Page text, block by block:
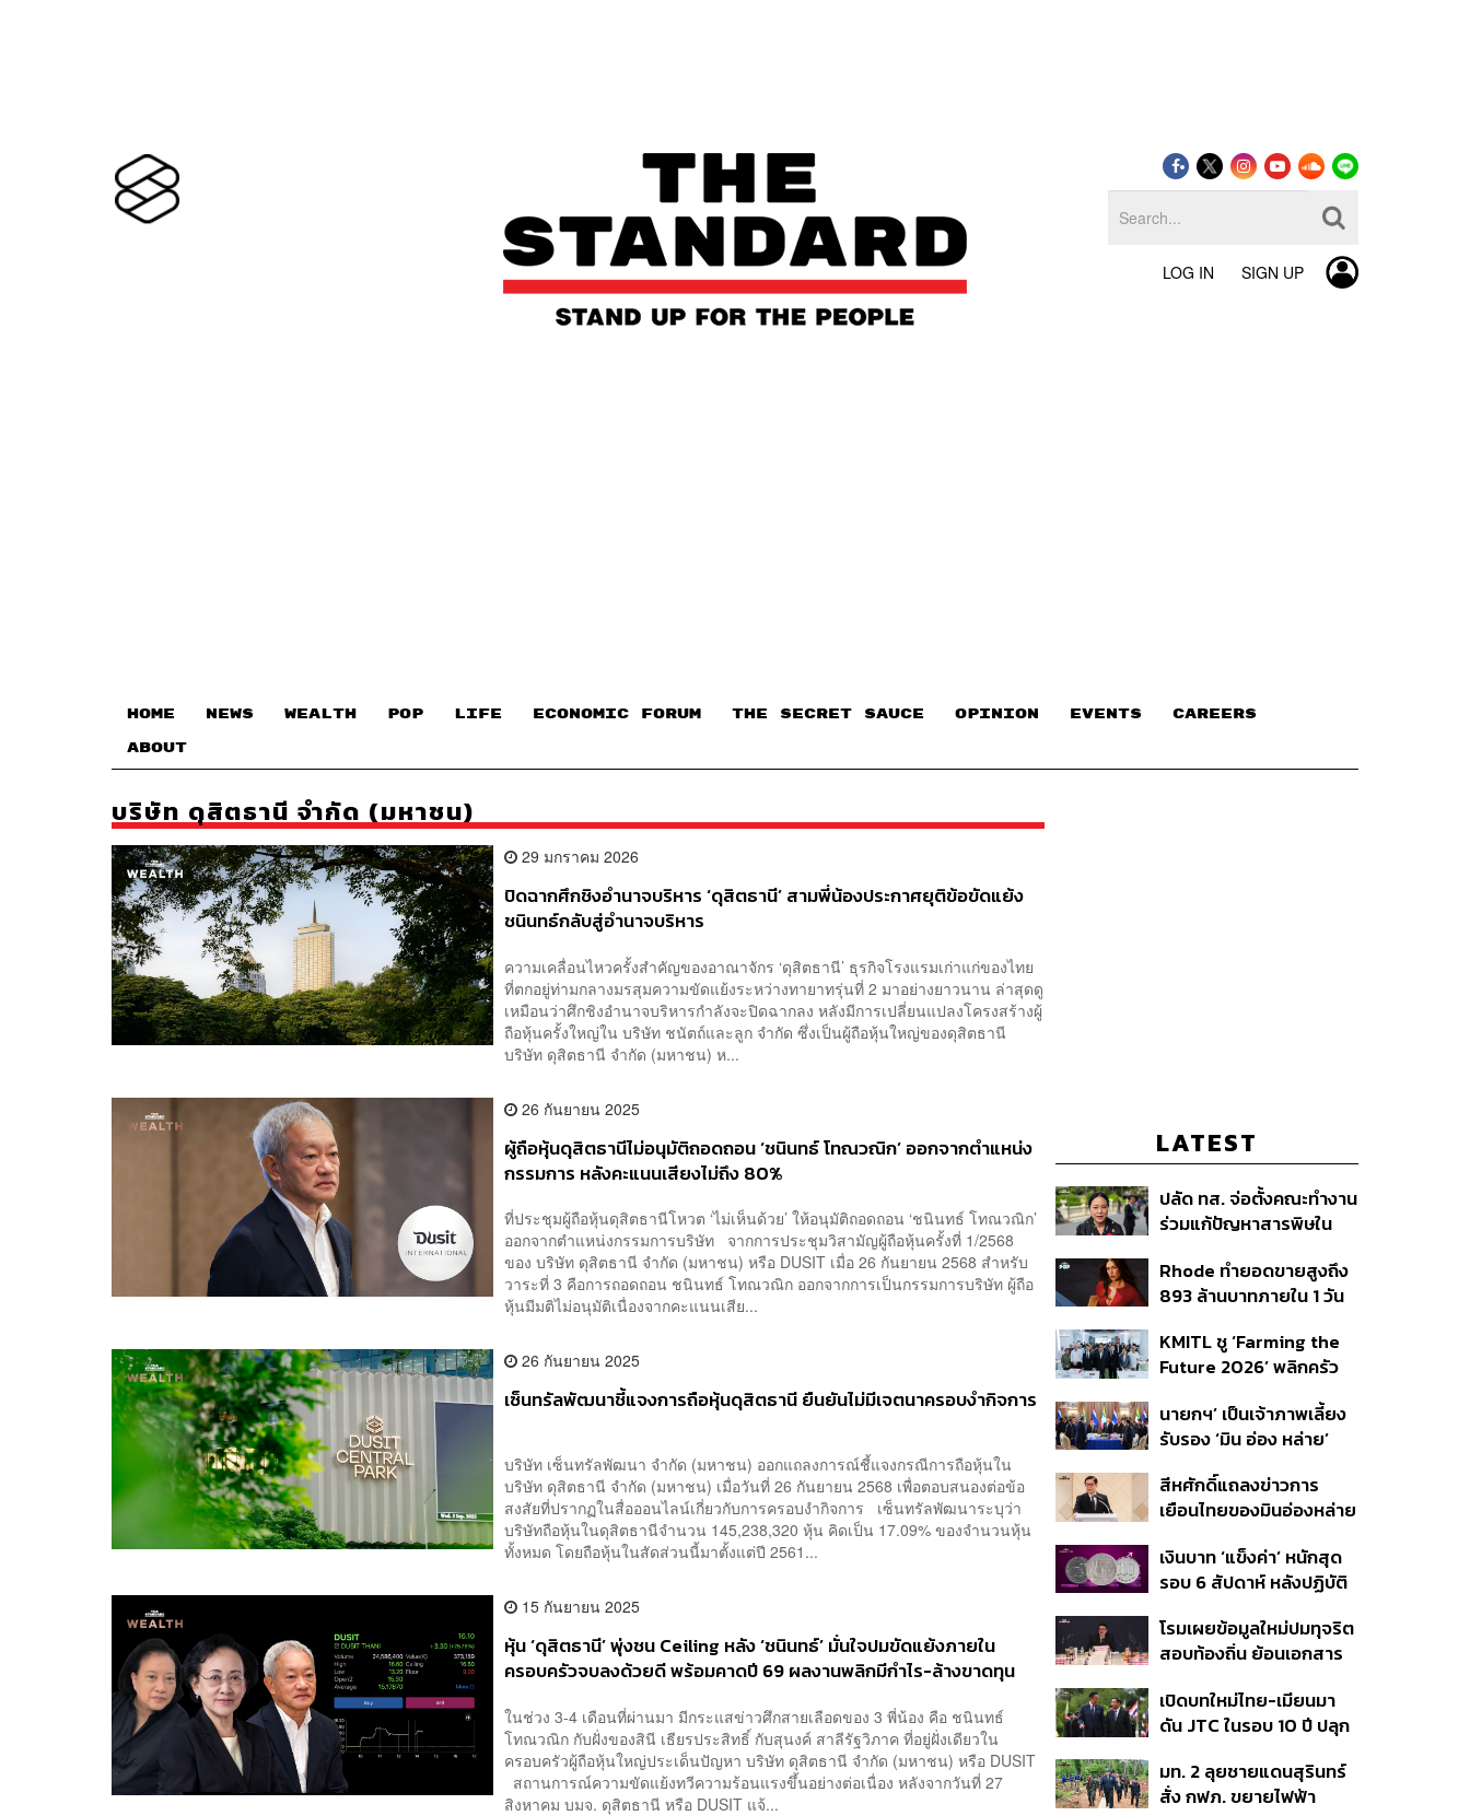
LOG IN SIGN UP
HOME NEWS WEALTH POP LIFE ECONOMIC FORUM THE SECRET SAUCE​ OPINION EVENTS CAREERS
ABOUT
บริษัท ดุสิตธานี จำกัด (มหาชน)
29 มกราคม 2026
ปิดฉากศึกชิงอำนาจบริหาร ‘ดุสิตธานี’ สามพี่น้องประกาศยุติข้อขัดแย้ง
ชนินทธ์กลับสู่อำนาจบริหาร
ความเคลื่อนไหวครั้งสำคัญของอาณาจักร ‘ดุสิตธานี’ ธุรกิจโรงแรมเก่าแก่ของไทย
ที่ตกอยู่ท่ามกลางมรสุมความขัดแย้งระหว่างทายาทรุ่นที่ 2 มาอย่างยาวนาน ล่าสุดดู
เหมือนว่าศึกชิงอำนาจบริหารกำลังจะปิดฉากลง หลังมีการเปลี่ยนแปลงโครงสร้างผู้
ถือหุ้นครั้งใหญ่ใน บริษัท ชนัตถ์และลูก จำกัด ซึ่งเป็นผู้ถือหุ้นใหญ่ของดุสิตธานี
บริษัท ดุสิตธานี จำกัด (มหาชน) ห...
26 กันยายน 2025
ผู้ถือหุ้นดุสิตธานีไม่อนุมัติถอดถอน ‘ชนินทธ์ โทณวณิก’ ออกจากตำแหน่ง
กรรมการ หลังคะแนนเสียงไม่ถึง 80%
ที่ประชุมผู้ถือหุ้นดุสิตธานีโหวต ‘ไม่เห็นด้วย’ ให้อนุมัติถอดถอน ‘ชนินทธ์ โทณวณิก’
ออกจากตำแหน่งกรรมการบริษัท จากการประชุมวิสามัญผู้ถือหุ้นครั้งที่ 1/2568
ของ บริษัท ดุสิตธานี จำกัด (มหาชน) หรือ DUSIT เมื่อ 26 กันยายน 2568 สำหรับ
วาระที่ 3 คือการถอดถอน ชนินทธ์ โทณวณิก ออกจากการเป็นกรรมการบริษัท ผู้ถือ
หุ้นมีมติไม่อนุมัติเนื่องจากคะแนนเสีย...
26 กันยายน 2025
เซ็นทรัลพัฒนาชี้แจงการถือหุ้นดุสิตธานี ยืนยันไม่มีเจตนาครอบงำกิจการ
บริษัท เซ็นทรัลพัฒนา จำกัด (มหาชน) ออกแถลงการณ์ชี้แจงกรณีการถือหุ้นใน
บริษัท ดุสิตธานี จำกัด (มหาชน) เมื่อวันที่ 26 กันยายน 2568 เพื่อตอบสนองต่อข้อ
สงสัยที่ปรากฏในสื่อออนไลน์เกี่ยวกับการครอบงำกิจการ เซ็นทรัลพัฒนาระบุว่า
บริษัทถือหุ้นในดุสิตธานีจำนวน 145,238,320 หุ้น คิดเป็น 17.09% ของจำนวนหุ้น
ทั้งหมด โดยถือหุ้นในสัดส่วนนี้มาตั้งแต่ปี 2561...
15 กันยายน 2025
หุ้น ‘ดุสิตธานี’ พุ่งชน Ceiling หลัง ‘ชนินทธ์’ มั่นใจปมขัดแย้งภายใน
ครอบครัวจบลงด้วยดี พร้อมคาดปี 69 ผลงานพลิกมีกำไร-ล้างขาดทุน
ในช่วง 3-4 เดือนที่ผ่านมา มีกระแสข่าวศึกสายเลือดของ 3 พี่น้อง คือ ชนินทธ์
โทณวณิก กับฝั่งของสินี เธียรประสิทธิ์ กับสุนงค์ สาลีรัฐวิภาค ที่อยู่ฝั่งเดียวใน
ครอบครัวผู้ถือหุ้นใหญ่ประเด็นปัญหา บริษัท ดุสิตธานี จำกัด (มหาชน) หรือ DUSIT
สถานการณ์ความขัดแย้งทวีความร้อนแรงขึ้นอย่างต่อเนื่อง หลังจากวันที่ 27
สิงหาคม บมจ. ดุสิตธานี หรือ DUSIT แจ้...
LATEST
ปลัด ทส. จ่อตั้งคณะทำงาน
ร่วมแก้ปัญหาสารพิษใน
เมียนมา เล็งเริ่มถกนัดแรก
ส.ค.นี้
Rhode ทำยอดขายสูงถึง
893 ล้านบาทภายใน 1 วัน
ล่าสุด
KMITL ชู ‘Farming the
Future 2026’ พลิกครัว
ด้วย One Health
นายกฯ’ เป็นเจ้าภาพเลี้ยง
รับรอง ‘มิน อ่อง หล่าย’
ร่วมงาน
สีหศักดิ์แถลงข่าวการ
เยือนไทยของมินอ่องหล่าย
สร้างสรรค์ ตรงไปตรงมา
ย้ำต้องการให้เมียนมากลับ
เงินบาท ‘แข็งค่า’ หนักสุด
รอบ 6 สัปดาห์ หลังปฏิบัติ
สหรัฐฯ-ญี่ปุ่น Standard
Chartered เปิดเป้าสิ้นปีนี้
ต่อดอลลาร์
โรมเผยข้อมูลใหม่ปมทุจริต
สอบท้องถิ่น ย้อนเอกสาร
อนุทิน จ่อสอบต่อเอี่ยว
ตัดตอน ม.บูรพา หรือไม่
เปิดบทใหม่ไทย-เมียนมา
ดัน JTC ในรอบ 10 ปี ปลุก
ชายแดน ท่าเรือน้ำลึก
ทวาย
มท. 2 ลุยชายแดนสุรินทร์
สั่ง กฟภ. ขยายไฟฟ้า